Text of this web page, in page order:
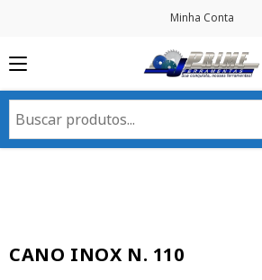
Minha Conta
CANO INOX N. 110